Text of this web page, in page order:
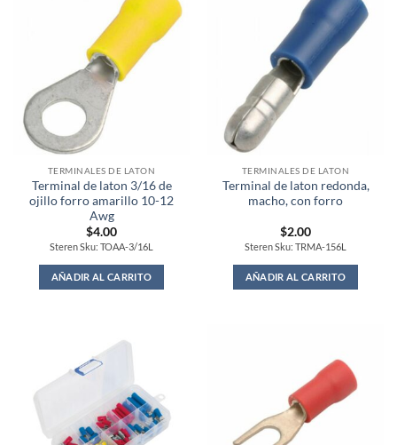
TERMINALES DE LATON
Terminal de laton 3/16 de
ojillo forro amarillo 10-12
Awg
$4.00
Steren Sku: TOAA-3/16L
AÑADIR AL CARRITO
TERMINALES DE LATON
Terminal de laton redonda,
macho, con forro
$2.00
Steren Sku: TRMA-156L
AÑADIR AL CARRITO